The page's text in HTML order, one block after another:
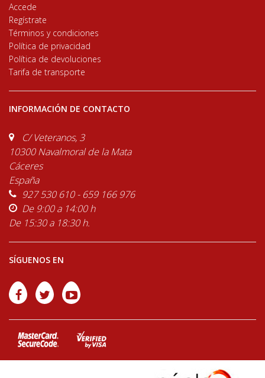
Accede
Regístrate
Términos y condiciones
Política de privacidad
Política de devoluciones
Tarifa de transporte
INFORMACIÓN DE CONTACTO
C/ Veteranos, 3
10300 Navalmoral de la Mata
Cáceres
España
927 530 610 - 659 166 976
De 9:00 a 14:00 h
De 15:30 a 18:30 h.
SÍGUENOS EN